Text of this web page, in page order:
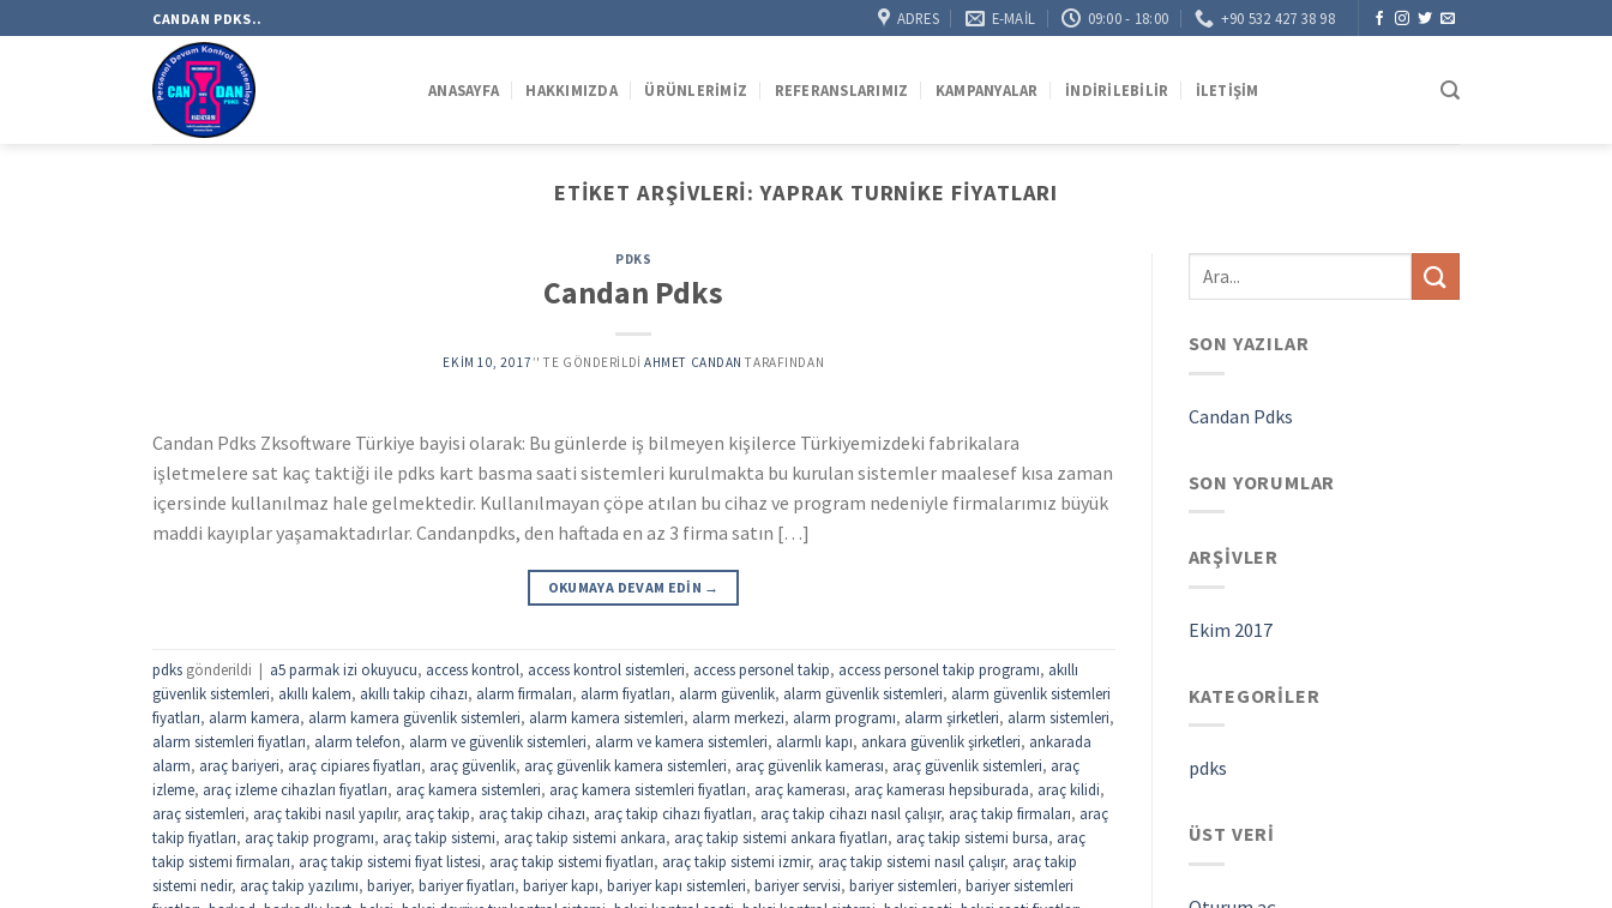
to
CANDAN PDKS.. ADRES E-MAIL 09:00 - 18:00 +90 532 427 38 98
ANASAYFA HAKKIMIZDA ÜRÜNLERIMIZ REFERANSLARIMIZ KAMPANYALAR İNDIRILEBILIR İLETIŞIM
ETIKET ARŞIVLERI:YAPRAK TURNIKE FIYATLARI
PDKS
Candan Pdks
EKIM 10, 2017’' TE GÖNDERILDI AHMET CANDAN TARAFINDAN
Candan Pdks Zksoftware Türkiye bayisi olarak: Bu günlerde iş bilmeyen kişilerce Türkiyemizdeki fabrikalara
işletmelere sat kaç taktiği ile pdks kart basma saati sistemleri kurulmakta bu kurulan sistemler maalesef kısa zaman
içersinde kullanılmaz hale gelmektedir. Kullanılmayan çöpe atılan bu cihaz ve program nedeniyle firmalarımız büyük
maddi kayıplar yaşamaktadırlar. Candanpdks, den haftada en az 3 firma satın […]
OKUMAYA DEVAM EDIN →
pdks gönderildi | a5 parmak izi okuyucu, access kontrol, access kontrol sistemleri, access personel takip, access personel takip programı, akıllı
güvenlik sistemleri, akıllı kalem, akıllı takip cihazı, alarm firmaları, alarm fiyatları, alarm güvenlik, alarm güvenlik sistemleri, alarm güvenlik sistemleri
fiyatları, alarm kamera, alarm kamera güvenlik sistemleri, alarm kamera sistemleri, alarm merkezi, alarm programı, alarm şirketleri, alarm sistemleri,
alarm sistemleri fiyatları, alarm telefon, alarm ve güvenlik sistemleri, alarm ve kamera sistemleri, alarmlı kapı, ankara güvenlik şirketleri, ankarada
alarm, araç bariyeri, araç cipiares fiyatları, araç güvenlik, araç güvenlik kamera sistemleri, araç güvenlik kamerası, araç güvenlik sistemleri, araç
izleme, araç izleme cihazları fiyatları, araç kamera sistemleri, araç kamera sistemleri fiyatları, araç kamerası, araç kamerası hepsiburada, araç kilidi,
araç sistemleri, araç takibi nasıl yapılır, araç takip, araç takip cihazı, araç takip cihazı fiyatları, araç takip cihazı nasıl çalışır, araç takip firmaları, araç
takip fiyatları, araç takip programı, araç takip sistemi, araç takip sistemi ankara, araç takip sistemi ankara fiyatları, araç takip sistemi bursa, araç
takip sistemi firmaları, araç takip sistemi fiyat listesi, araç takip sistemi fiyatları, araç takip sistemi izmir, araç takip sistemi nasıl çalışır, araç takip
sistemi nedir, araç takip yazılımı, bariyer, bariyer fiyatları, bariyer kapı, bariyer kapı sistemleri, bariyer servisi, bariyer sistemleri, bariyer sistemleri
SON YAZILAR
Candan Pdks
SON YORUMLAR
ARŞIVLER
Ekim 2017
KATEGORILER
pdks
ÜST VERI